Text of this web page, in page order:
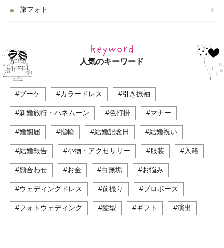
旅フォト
人気のキーワード
#ブーケ #カラードレス #引き振袖
#新婚旅行・ハネムーン #色打掛 #マナー
#婚姻届 #指輪 #結婚記念日 #結婚祝い
#結婚報告 #小物・アクセサリー #服装 #入籍
#顔合わせ #お金 #白無垢 #お悩み
#ウェディングドレス #前撮り #プロポーズ
#フォトウェディング #髪型 #ギフト #演出